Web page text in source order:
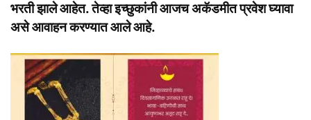
भरती झाले आहेत. तेव्हा इच्छुकांनी आजच अकॅडमीत प्रवेश घ्यावा
असे आवाहन करण्यात आले आहे.